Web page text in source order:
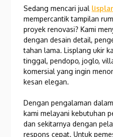
Sedang mencari jual
mempercantik tampilan
proyek renovasi? Kami
dengan desain detail,
tahan lama. Lisplang ukir
tinggal, pendopo, joglo,
komersial yang ingin
kesan elegan.
Dengan pengalaman
kami melayani kebutuhan
dan sekitarnya dengan
respons cepat. Untuk